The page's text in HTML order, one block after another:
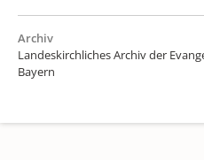
Archiv
Landeskirchliches Archiv der
Bayern